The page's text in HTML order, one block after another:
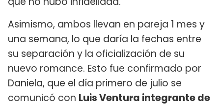
Asimismo, ambos llevan en pareja 1 mes y
una semana, lo que daría la fechas entre
su separación y la oficialización de su
nuevo romance. Esto fue confirmado por
Daniela, que el día primero de julio se
comunicó con Luis Ventura integrante de